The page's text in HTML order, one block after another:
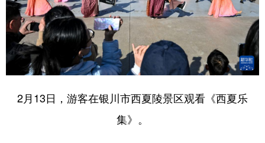
2月13日，游客在银川市西夏陵景区观看《西夏乐
集》。